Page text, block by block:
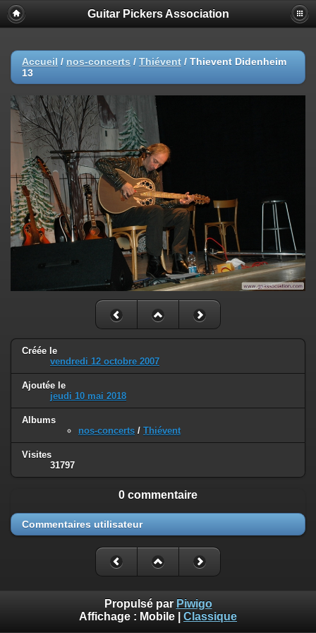
Guitar Pickers Association
Accueil / nos-concerts / Thiévent / Thievent Didenheim
13
Créée le
vendredi 12 octobre 2007
Ajoutée le
jeudi 10 mai 2018
Albums
nos-concerts / Thiévent
Visites
31797
0 commentaire
Commentaires utilisateur
Propulsé par Piwigo
Affichage : Mobile Classique